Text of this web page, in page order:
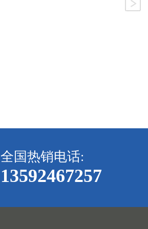
全国热销电话:
13592467257